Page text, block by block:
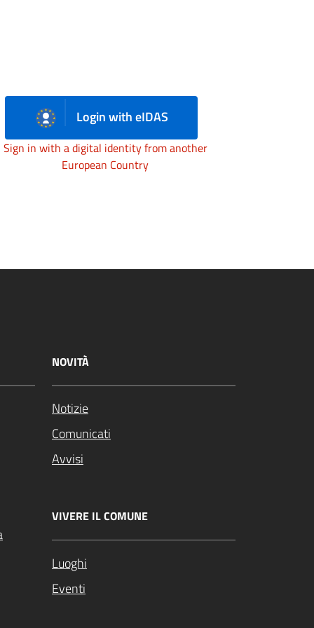
Login with eIDAS
Sign in with a digital identity from another
European Country
NOVITÀ
Notizie
Comunicati
Avvisi
VIVERE IL COMUNE
Luoghi
Eventi